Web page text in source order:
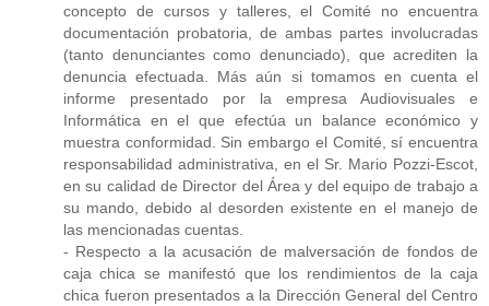
concepto de cursos y talleres, el Comité no encuentra
documentación probatoria, de ambas partes involucradas
(tanto denunciantes como denunciado), que acrediten la
denuncia efectuada. Más aún si tomamos en cuenta el
informe presentado por la empresa Audiovisuales e
Informática en el que efectúa un balance económico y
muestra conformidad. Sin embargo el Comité, sí encuentra
responsabilidad administrativa, en el Sr. Mario Pozzi-Escot,
en su calidad de Director del Área y del equipo de trabajo a
su mando, debido al desorden existente en el manejo de
las mencionadas cuentas.
- Respecto a la acusación de malversación de fondos de
caja chica se manifestó que los rendimientos de la caja
chica fueron presentados a la Dirección General del Centro